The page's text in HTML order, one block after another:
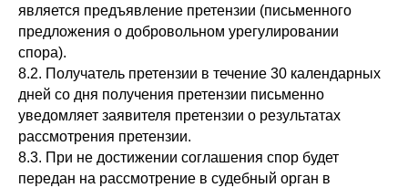
является предъявление претензии (письменного
предложения о добровольном урегулировании
спора).
8.2. Получатель претензии в течение 30 календарных
дней со дня получения претензии письменно
уведомляет заявителя претензии о результатах
рассмотрения претензии.
8.3. При не достижении соглашения спор будет
передан на рассмотрение в судебный орган в